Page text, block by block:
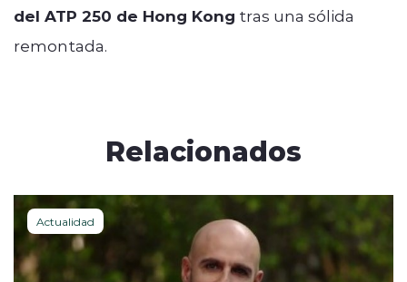
del ATP 250 de Hong Kong tras una sólida
remontada.
Relacionados
Actualidad